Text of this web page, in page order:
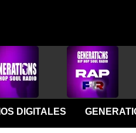
DIGITALES